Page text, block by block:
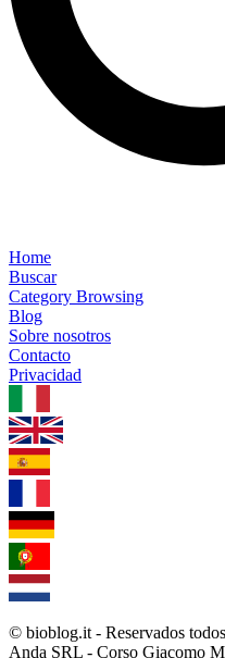
Home
Buscar
Category Browsing
Blog
Sobre nosotros
Contacto
Privacidad
© bioblog.it - Reservados
Anda SRL - Corso Giacomo